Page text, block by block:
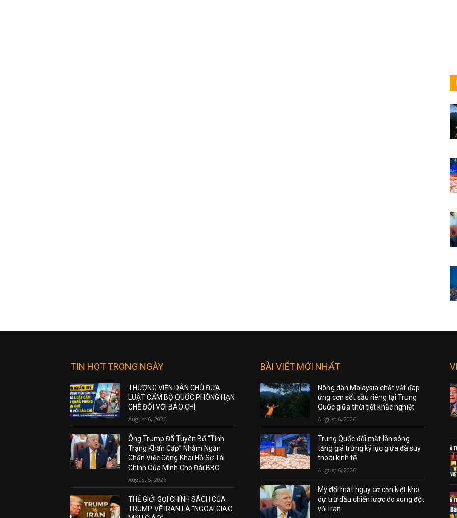
TIN HOT TRONG NGÀY
THƯỢNG VIỆN DÂN CHỦ ĐƯA
LUẬT CẤM BỘ QUỐC PHÒNG HẠN
CHẾ ĐỐI VỚI BÁO CHÍ
August 6, 2026
Ông Trump Đã Tuyên Bố “Tình
Trạng Khẩn Cấp” Nhằm Ngăn
Chặn Việc Công Khai Hồ Sơ Tài
Chính Của Mình Cho Đài BBC
August 5, 2026
THẾ GIỚI GỌI CHÍNH SÁCH CỦA
TRUMP VỀ IRAN LÀ “NGOẠI GIAO
BÀI VIẾT MỚI NHẤT
Nông dân Malaysia chật vật đáp
ứng cơn sốt sầu riêng tại Trung
Quốc giữa thời tiết khắc nghiệt
August 6, 2026
Trung Quốc đối mặt làn sóng
tăng giá trứng kỷ lục giữa đà suy
thoái kinh tế
August 6, 2026
Mỹ đối mặt nguy cơ cạn kiệt kho
dự trữ dầu chiến lược do xung đột
với Iran